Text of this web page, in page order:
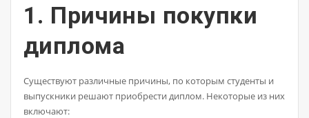
1. Причины покупки
диплома
Существуют различные причины, по которым студенты и
выпускники решают приобрести диплом. Некоторые из них
включают: